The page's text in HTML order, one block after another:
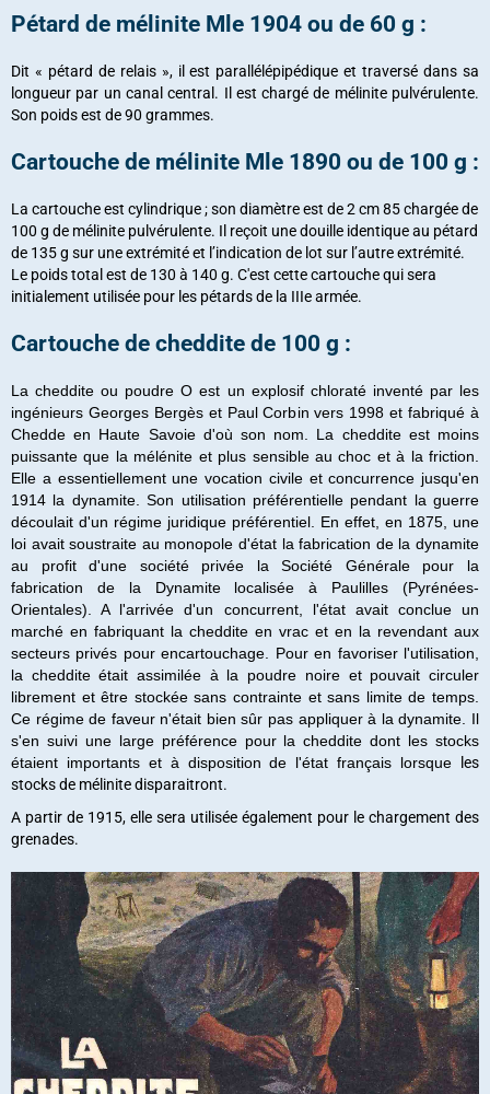
Pétard de mélinite Mle 1904 ou de 60 g :
Dit « pétard de relais », il est parallélépipédique et traversé dans sa
longueur par un canal central. Il est chargé de mélinite pulvérulente.
Son poids est de 90 grammes.
Cartouche de mélinite Mle 1890 ou de 100 g :
La cartouche est cylindrique ; son diamètre est de 2 cm 85 chargée de
100 g de mélinite pulvérulente. Il reçoit une douille identique au pétard
de 135 g sur une extrémité et l’indication de lot sur l’autre extrémité.
Le poids total est de 130 à 140 g. C'est cette cartouche qui sera
initialement utilisée pour les pétards de la IIIe armée.
Cartouche de cheddite de 100 g :
La cheddite ou poudre O est un explosif chloraté inventé par les
ingénieurs Georges Bergès et Paul Corbin vers 1998 et fabriqué à
Chedde en Haute Savoie d'où son nom. La cheddite est moins
puissante que la mélénite et plus sensible au choc et à la friction.
Elle a essentiellement une vocation civile et concurrence jusqu'en
1914 la dynamite. Son utilisation préférentielle pendant la guerre
découlait d'un régime juridique préférentiel. En effet, en 1875, une
loi avait soustraite au monopole d'état la fabrication de la dynamite
au profit d'une société privée
la Société Générale pour la
fabrication de la Dynamite localisée à Paulilles (Pyrénées-
Orientales). A l'arrivée d'un concurrent, l'état avait conclue un
marché en fabriquant la cheddite en vrac et en la revendant aux
secteurs privés pour encartouchage. Pour en favoriser l'utilisation,
la cheddite était assimilée à la poudre noire et pouvait circuler
librement et être stockée sans contrainte et sans limite de temps.
Ce régime de faveur n'était bien sûr pas appliquer à la dynamite. Il
s'en suivi une large préférence pour la cheddite dont les stocks
étaient importants et à disposition de l'état français lorsque
les
stocks de mélinite disparaitront.
A partir de 1915, elle sera utilisée également pour le chargement des
grenades.